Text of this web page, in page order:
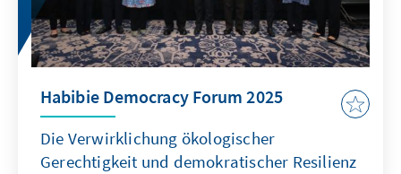
Habibie Democracy Forum 2025
Die Verwirklichung ökologischer
Gerechtigkeit und demokratischer Resilienz